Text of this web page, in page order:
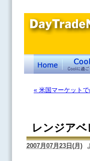
« 米国マーケット
レンジアベ
2007月07月23日(月)